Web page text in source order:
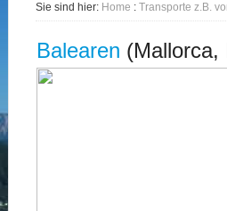
Sie sind hier: Home : Transporte z.B.
Balearen (Mallorca,